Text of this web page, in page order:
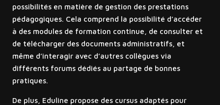
possibilités en matière de gestion des prestations
pédagogiques. Cela comprend la possibilité d’accéder
à des modules de formation continue, de consulter et
de télécharger des documents administratifs, et
même d’interagir avec d’autres collègues via
différents forums dédiés au partage de bonnes
pratiques.
De plus, Eduline propose des cursus adaptés pour